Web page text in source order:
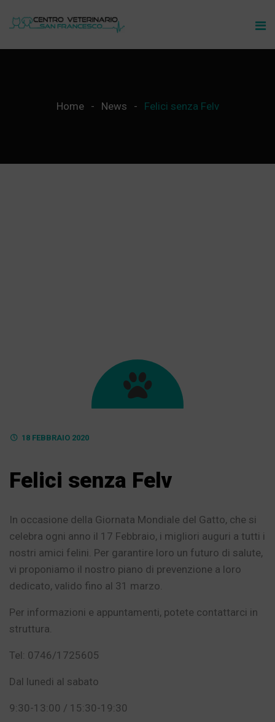
Home News Felici senza Felv
18 FEBBRAIO 2020
Felici senza Felv
In occasione della Giornata Mondiale del Gatto, che si
celebra ogni anno il 17 Febbraio, i migliori auguri a tutti i
nostri amici felini. Per garantire loro un futuro di salute,
vi proponiamo il nostro piano di prevenzione a loro
dedicato, valido fino al 31 marzo.
Per informazioni e appuntamenti, potete contattarci in
struttura.
Tel: 0746/1725605
Dal lunedi al sabato
9:30-13:00 / 15:30-19:30